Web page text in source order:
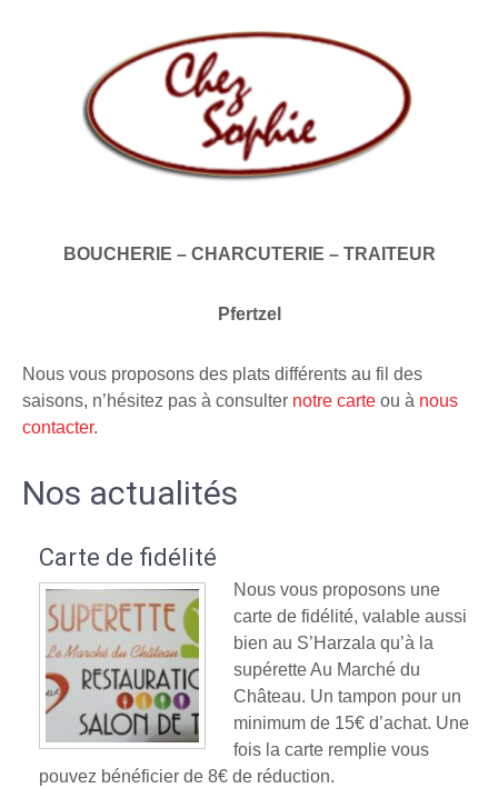
BOUCHERIE – CHARCUTERIE – TRAITEUR
Pfertzel
Nous vous proposons des plats différents au fil des
saisons, n’hésitez pas à consulter notre carte ou à nous
contacter.
Nos actualités
Carte de fidélité
Nous vous proposons une
carte de fidélité, valable aussi
bien au S’Harzala qu’à la
supérette Au Marché du
Château. Un tampon pour un
minimum de 15€ d’achat. Une
fois la carte remplie vous
pouvez bénéficier de 8€ de réduction.